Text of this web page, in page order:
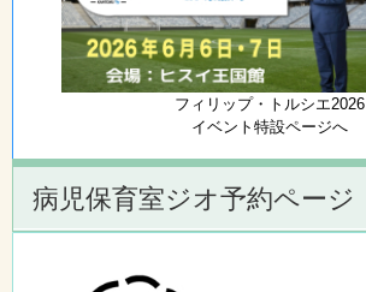
フィリップ・トルシエ2026
イベント特設ページへ
病児保育室ジオ予約ページ